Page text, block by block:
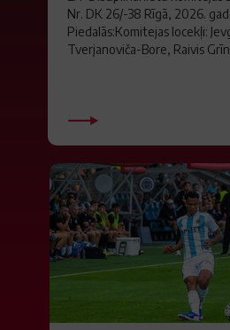
Nr. DK 26/-38 Rīgā, 2026.
Piedalās:Komitejas locekļi:
Tverjanoviča-Bore, Raivis